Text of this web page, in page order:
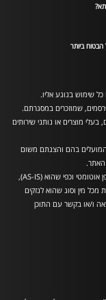
מוצרים או נותני שירותים
המועלים בהם והצגתם משום
ככלל, מפעילת האתר רשאית להציג את התוכן הפרסומי או חלקו באופן אוטומטי וכפי שהוא (AS-IS),
מין וסוג שהוא לנזקים
ו/או בקשר עם התוכן